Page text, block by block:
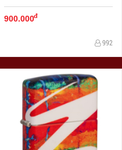
900.000đ
992